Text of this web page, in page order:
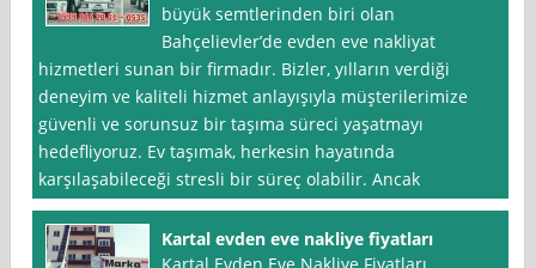
büyük semtlerinden biri olan
Bahçelievler’de evden eve nakliyat
hizmetleri sunan bir firmadır. Bizler, yılların verdiği
deneyim ve kaliteli hizmet anlayışıyla müşterilerimize
güvenli ve sorunsuz bir taşıma süreci yaşatmayı
hedefliyoruz. Ev taşımak, herkesin hayatında
karşılaşabileceği stresli bir süreç olabilir. Ancak
Kartal evden eve nakliye fiyatları